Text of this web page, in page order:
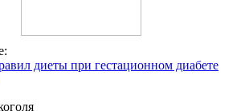
диеты при гестационном диабете